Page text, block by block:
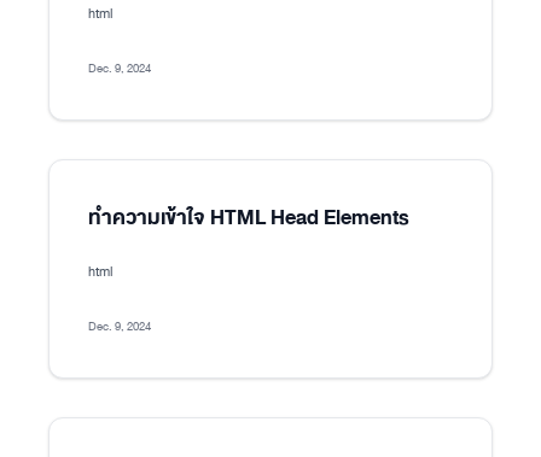
html
Dec. 9, 2024
ทำความเข้าใจ HTML Head Elements
html
Dec. 9, 2024